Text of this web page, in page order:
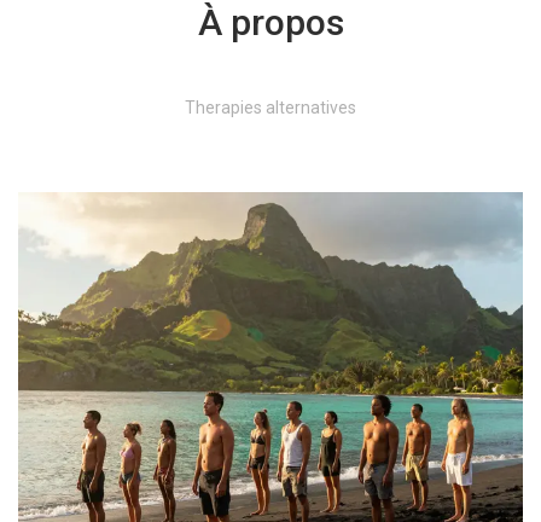
À propos
Therapies alternatives